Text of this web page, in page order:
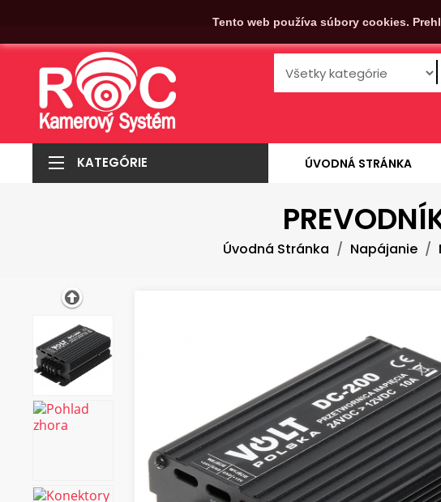
Tento web používa súbory cookies.
ÚVODNÁ STRÁNKA
KATEGÓRIE
Úvodná Stránka Napájanie